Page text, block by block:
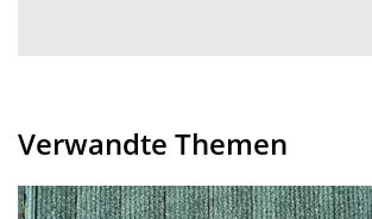
Verwandte Themen